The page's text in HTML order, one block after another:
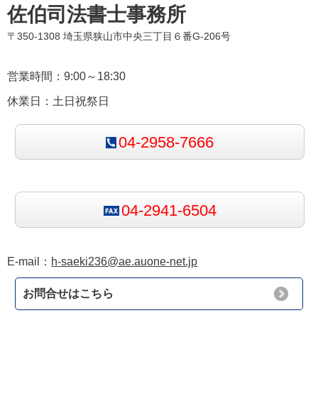
佐伯司法書士事務所
〒350-1308 埼玉県狭山市中央三丁目６番G-206号
営業時間：9:00～18:30
休業日：土日祝祭日
04-2958-7666
04-2941-6504
E-mail： h-saeki236@ae.auone-net.jp
お問合せはこちら